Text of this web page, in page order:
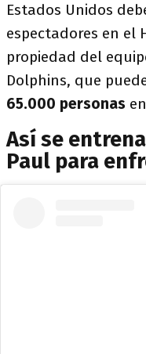
Estados Unidos
espectadores en el
propiedad del
Dolphins, que
65.000 personas
Así se
Paul para